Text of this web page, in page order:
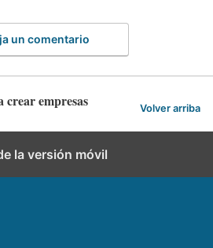
un comentario
crear empresas Volver arriba
la versión móvil